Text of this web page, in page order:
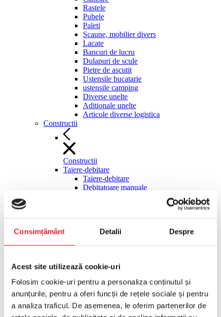
Consimțământ Detalii Despre
Acest site utilizează cookie-uri
Folosim cookie-uri pentru a personaliza conținutul și
anunțurile, pentru a oferi funcții de rețele sociale și pentru
a analiza traficul. De asemenea, le oferim partenerilor de
Rastele
Pubele
Paleti
Scaune, mobilier divers
Lacate
Bancuri de lucru
Dulapuri de scule
Pietre de ascutit
Ustensile bucatarie
ustensile camping
Diverse unelte
Aditionale unelte
Articole diverse logistica
Constructii
Constructii
Taiere-debitare
Taiere-debitare
Debitatoare manuale
Fierastraie materiale de constructii
Ghilotine pavele
Moto-compresoare, surse hidraulice
Motocompresoare tractabile
Compactoare
Compactoare
Maiuri compactoare